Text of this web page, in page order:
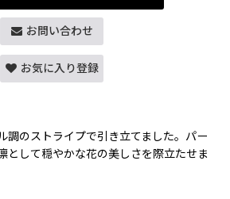
お問い合わせ
お気に入り登録
調のストライプで引き立てました。パー
として穏やかな花の美しさを際立たせま